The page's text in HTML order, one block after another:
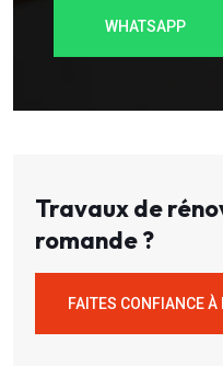
WHATSAPP
Travaux de
romande ?
FAITES CONFIANCE